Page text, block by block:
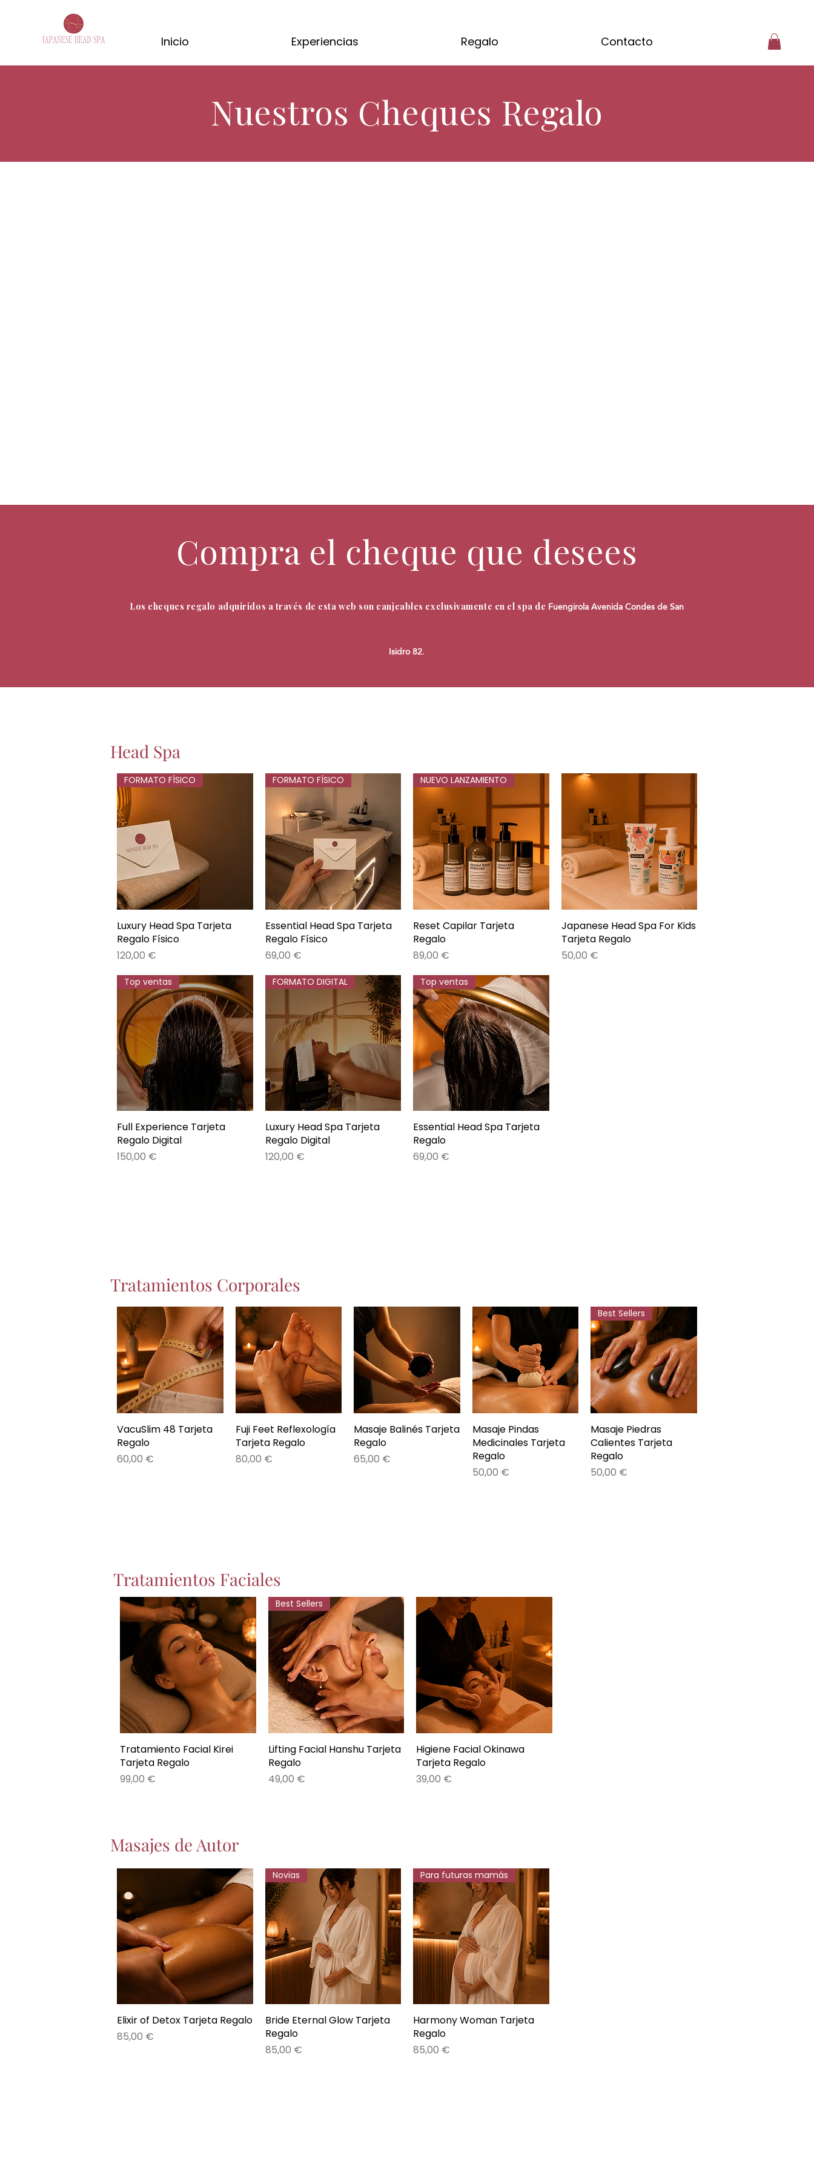
Inicio Experiencias Regalo Contacto
Nuestros Cheques Regalo
Compra el cheque que desees
Los cheques regalo adquiridos a través de esta web son canjeables exclusivamente en el spa de Fuengirola Avenida Condes de San
Isidro 82​.
Head Spa
Vista rápida
FORMATO FÍSICO
Luxury Head Spa Tarjeta
Regalo Físico
Precio
120,00 €
Vista rápida
FORMATO FÍSICO
Essential Head Spa Tarjeta
Regalo Físico
Precio
69,00 €
Vista rápida
NUEVO LANZAMIENTO
Reset Capilar Tarjeta
Regalo
Precio
89,00 €
Vista rápida
Japanese Head Spa For Kids
Tarjeta Regalo
Precio
50,00 €
Vista rápida
Top ventas
Full Experience Tarjeta
Regalo Digital
Precio
150,00 €
Vista rápida
FORMATO DIGITAL
Luxury Head Spa Tarjeta
Regalo Digital
Precio
120,00 €
Vista rápida
Top ventas
Essential Head Spa Tarjeta
Regalo
Precio
69,00 €
Tratamientos Corporales
Vista rápida
VacuSlim 48 Tarjeta
Regalo
Precio
60,00 €
Vista rápida
Fuji Feet Reflexología
Tarjeta Regalo
Precio
80,00 €
Vista rápida
Masaje Balinés Tarjeta
Regalo
Precio
65,00 €
Vista rápida
Masaje Pindas
Medicinales Tarjeta
Regalo
Precio
50,00 €
Vista rápida
Best Sellers
Masaje Piedras
Calientes Tarjeta
Regalo
Precio
50,00 €
Tratamientos Faciales
Vista rápida
Tratamiento Facial Kirei
Tarjeta Regalo
Precio
99,00 €
Vista rápida
Best Sellers
Lifting Facial Hanshu Tarjeta
Regalo
Precio
49,00 €
Vista rápida
Higiene Facial Okinawa
Tarjeta Regalo
Precio
39,00 €
Masajes de Autor
Vista rápida
Elixir of Detox Tarjeta Regalo
Precio
85,00 €
Vista rápida
Novias
Bride Eternal Glow Tarjeta
Regalo
Precio
85,00 €
Vista rápida
Para futuras mamás
Harmony Woman Tarjeta
Regalo
Precio
85,00 €